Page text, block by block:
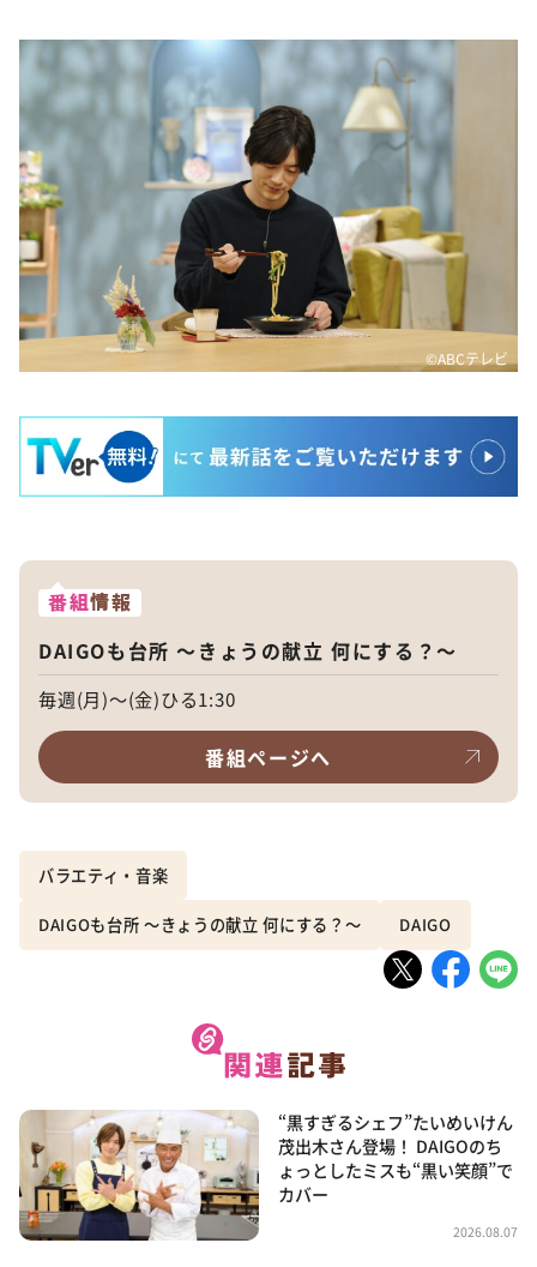
©ABCテレビ
番組情報
DAIGOも台所 ～きょうの献立 何にする？～
毎週(月)～(金)ひる1:30
番組ページへ
バラエティ・音楽
DAIGOも台所 ～きょうの献立 何にする？～ DAIGO
“黒すぎるシェフ”たいめいけん
茂出木さん登場！ DAIGOのち
ょっとしたミスも“黒い笑顔”で
カバー
2026.08.07